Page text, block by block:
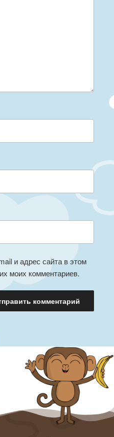
и адрес сайта в этом
моих комментариев.